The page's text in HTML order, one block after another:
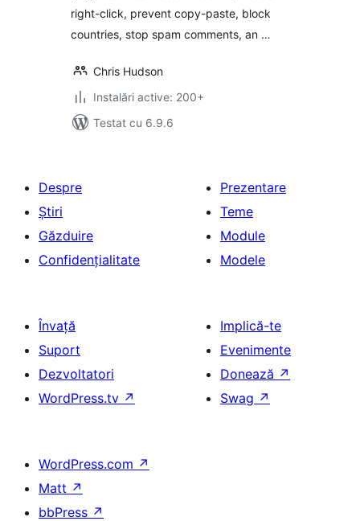
right-click, prevent copy-paste, block
countries, stop spam comments, an …
Chris Hudson
Instalări active: 200+
Testat cu 6.9.6
Despre
Știri
Găzduire
Confidențialitate
Prezentare
Teme
Module
Modele
Învață
Suport
Dezvoltatori
WordPress.tv ↗
Implică-te
Evenimente
Donează ↗
Swag ↗
WordPress.com ↗
Matt ↗
bbPress ↗